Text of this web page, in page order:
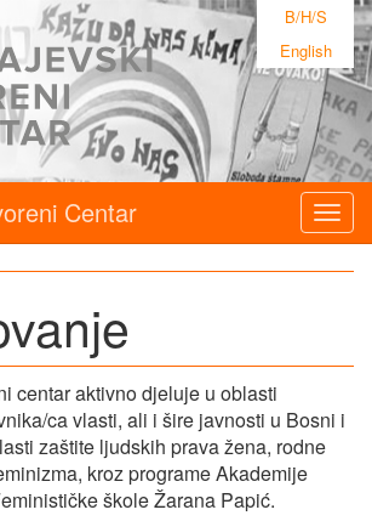
B/H/S
English
Centar
centar aktivno djeluje u oblasti
ca vlasti, ali i šire javnosti u Bosni i
zaštite ljudskih prava žena, rodne
kroz programe Akademije
škole Žarana Papić.